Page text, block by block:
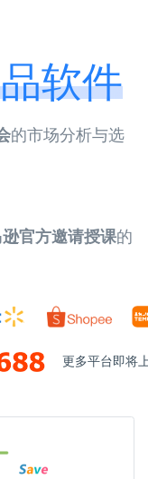
软件
的市场分析与选
官方邀请授课的
更多平台即将